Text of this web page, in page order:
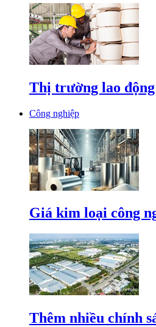
Thị trường lao
Công nghiệp
Giá kim loại công
Thêm nhiều chính